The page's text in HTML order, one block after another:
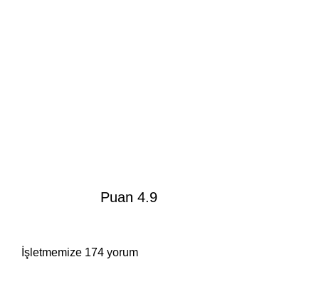
Puan 4.9
İşletmemize 174 yorum